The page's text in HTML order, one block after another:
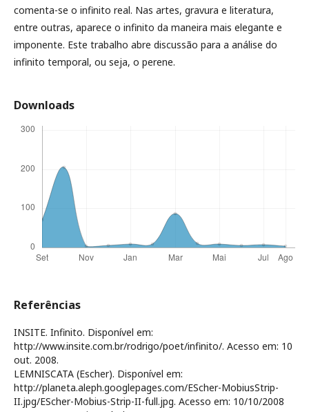
comenta-se o infinito real. Nas artes, gravura e literatura,
entre outras, aparece o infinito da maneira mais elegante e
imponente. Este trabalho abre discussão para a análise do
infinito temporal, ou seja, o perene.
Downloads
Referências
INSITE. Infinito. Disponível em:
http://www.insite.com.br/rodrigo/poet/infinito/. Acesso em: 10
out. 2008.
LEMNISCATA (Escher). Disponível em:
http://planeta.aleph.googlepages.com/EScher-MobiusStrip-
II.jpg/EScher-Mobius-Strip-II-full.jpg. Acesso em: 10/10/2008